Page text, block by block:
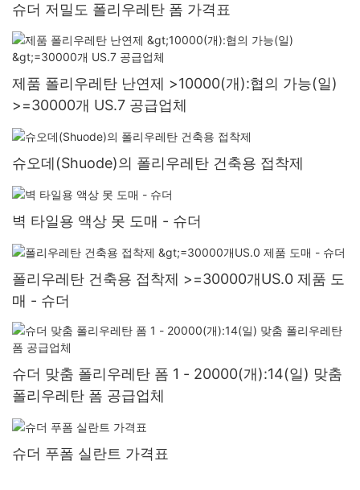
슈더 저밀도 폴리우레탄 폼 가격표
제품 폴리우레탄 난연제 >10000(개):협의 가능(일)
>=30000개 US.7 공급업체
슈오데(Shuode)의 폴리우레탄 건축용 접착제
벽 타일용 액상 못 도매 - 슈더
폴리우레탄 건축용 접착제 >=30000개US.0 제품 도
매 - 슈더
슈더 맞춤 폴리우레탄 폼 1 - 20000(개):14(일) 맞춤
폴리우레탄 폼 공급업체
슈더 푸폼 실란트 가격표